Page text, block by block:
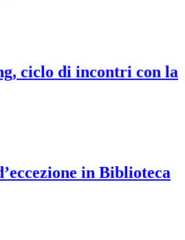
ciclo di incontri con la
in Biblioteca